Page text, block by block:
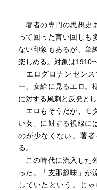
著者の専門の思想史
って回った言い回しも
ない印象もあるが、単
楽しめる。対象は1910
エログロナンセンス
ー、女給に見るエロ。
に対する風刺と反発と
エロもそうだが、モ
い女」に対する視線に
のが少なくない。著
る。
この時代に流入した
った。「支那趣味」が
していたという。じ